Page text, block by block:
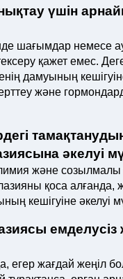
үшін
шағымдар немесе
қажет емес.
дамуының
және
әкелуі
және созылмалы
қоса алғанда,
кешігуіне әкелуі
емделусіз
егер жағдай жеңіл